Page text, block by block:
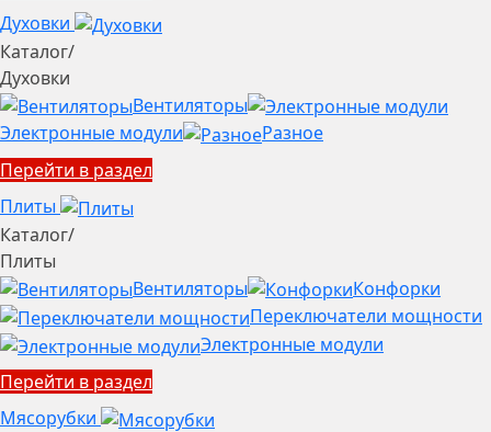
Духовки
Каталог/
Духовки
Вентиляторы
Электронные модули
Разное
Перейти в раздел
Плиты
Каталог/
Плиты
Вентиляторы
Конфорки
Переключатели мощности
Электронные модули
Перейти в раздел
Мясорубки